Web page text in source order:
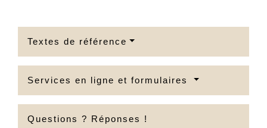
Textes de référence
Services en ligne et formulaires
Questions ? Réponses !